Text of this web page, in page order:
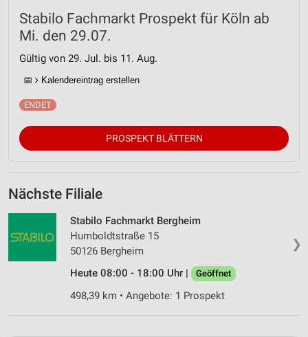
Stabilo Fachmarkt Prospekt für Köln ab
Mi. den 29.07.
Gültig von 29. Jul. bis 11. Aug.
📅 Kalendereintrag erstellen
PROSPEKT BLÄTTERN
Nächste Filiale
❯
Stabilo Fachmarkt Bergheim
Humboldtstraße 15
50126 Bergheim
Heute 08:00 - 18:00 Uhr |
Geöffnet
498,39 km • Angebote: 1 Prospekt